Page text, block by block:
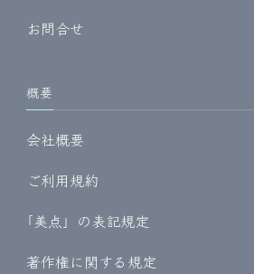
お問合せ
概要
会社概要
ご利用規約
｢美点」の表記規定
著作権に関する規定